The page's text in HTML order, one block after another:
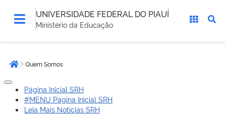
UNIVERSIDADE FEDERAL DO PIAUÍ
Ministério da Educação
estáPágina inicial
Quem Somos
Página Inicial SRH
#MENU Pagina Inicial SRH
Leia Mais Noticias SRH